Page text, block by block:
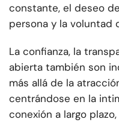
constante, el deseo
persona y la voluntad
La confianza, la
abierta también son
más allá de la
centrándose en la
conexión a largo